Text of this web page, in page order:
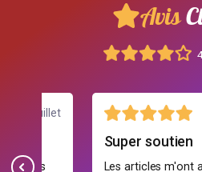
Avis
Super soutien
Les articles m'ont apporté